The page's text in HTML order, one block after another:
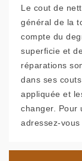
Le cout de
général de la
compte du
superficie et
réparations
dans ses
appliquée et
changer. Pour
adressez-vous